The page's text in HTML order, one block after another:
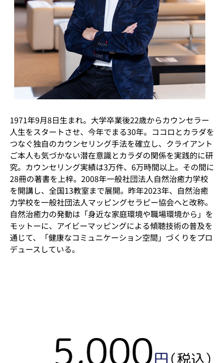
1971年9月8日生まれ。大学卒業後22歳からカウンセラー
人生をスタートさせ、今年でまる30年。ココロとカラダを
つなぐ独自のカウンセリング手法を確立し、クライアント
ご本人も気づかない潜在意識とカラダの関係を実践的に研
究。カウンセリング実績は3万件、6万時間以上。その間に
28冊の著書を上梓。2008年一般社団法人自然治癒力学校
を開講し、全国13教室まで展開。昨年2023年、自然治癒
力学校を一般社団法人マッピングセラピー協会へと改称。
自然治癒力の発動は「身近な家庭環境や職場環境から」を
モットーに、アイビーマッピングによる傾聴技術の普及を
通じて、「健康なコミュニケーション空間」づくりをプロ
デュースしている。